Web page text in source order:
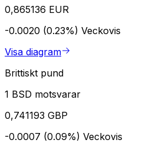
0,865136 EUR
-0.0020 (0.23%) Veckovis
Visa diagram
Brittiskt pund
1 BSD motsvarar
0,741193 GBP
-0.0007 (0.09%) Veckovis